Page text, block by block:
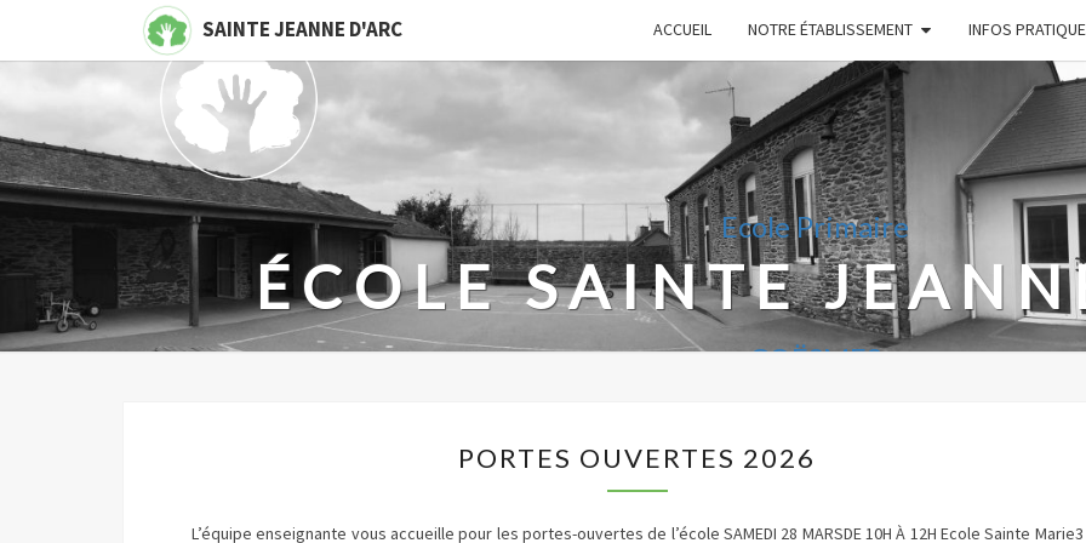
SAINTE JEANNE D'ARC ACCUEIL NOTRE ÉTABLISSEMENT INFOS
Ecole Primaire
ÉCOLE SAINTE
COËSMES
Toutes Les Infos Utiles De La Vie De Classe De
OUVERTES
PORTES OUVERTES 2026
L’équipe enseignante vous accueille pour les portes-ouvertes de l’école SAMEDI 28 MARSDE 10H À 12H Ecole Sainte Marie3